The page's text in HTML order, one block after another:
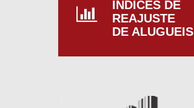
ÍNDICES DE
REAJUSTE
DE ALUGUEIS